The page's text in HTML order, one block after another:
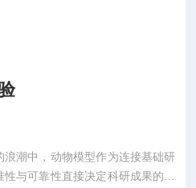
潮中，动物模型作为连接基础研
与可靠性直接决定科研成果的价